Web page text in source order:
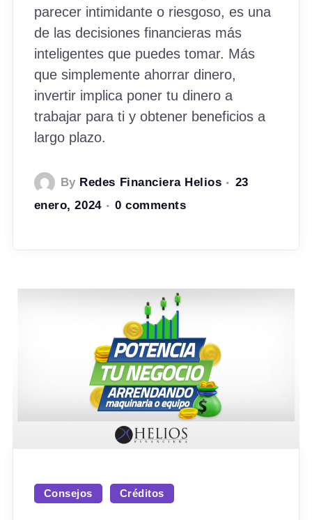
parecer intimidante o riesgoso, es una
de las decisiones financieras más
inteligentes que puedes tomar. Más
que simplemente ahorrar dinero,
invertir implica poner tu dinero a
trabajar para ti y obtener beneficios a
largo plazo.
By Redes Financiera Helios
23
enero, 2024
0 comments
Consejos Créditos